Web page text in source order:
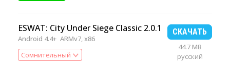
ESWAT: City Under Siege Classic 2.0.1
Android 4.4+ ARMv7, x86
Сомнительный
СКАЧАТЬ
44.7 MB
русский